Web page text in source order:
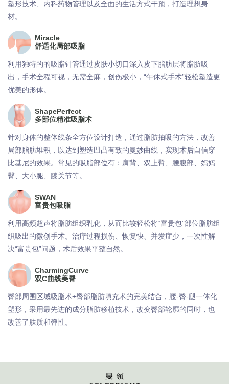
塑形技术、内科药物管理以及全面的生活方式干预，打造理想身
材。
Miracle
舒适化局部吸脂
利用独特的的吸脂针管通过皮肤小切口深入皮下脂肪层将脂肪吸
出，手术全程可视，无需全麻，创伤极小，“午休式手术”轻松塑造更
优美的形体。
ShapePerfect
多部位精准吸脂术
针对身体的整体线条全方位设计打造，通过脂肪抽吸的方法，改善
局部脂肪堆积，以达到塑造凹凸有致的曼妙曲线，实现术后自信穿
比基尼的效果。常见的吸脂部位有：肩背、双上臂、腰腹部、妈妈
臀、大小腿、膝关节等。
SWAN
富贵包吸脂
利用高频超声将脂肪组织乳化，从而比较轻松将“富贵包”部位脂肪组
织吸出的微创手术。治疗过程损伤、恢复快、并发症少，一次性解
决“富贵包”问题，术后效果平整自然。
CharmingCurve
双C曲线美臀
臀部周围区域吸脂术+臀部脂肪填充术的完美结合，腰-臀-腿一体化
塑形，采用最先进的成分脂肪移植技术，改变臀部轮廓的同时，也
改善了肤质和弹性。